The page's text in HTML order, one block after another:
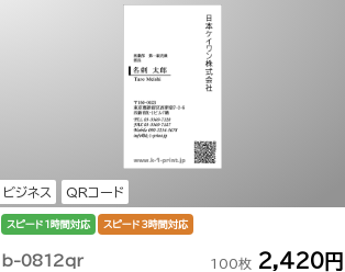
ビジネス QRコード
スピード1時間対応 スピード3時間対応
b-0812qr 100枚 2,420円